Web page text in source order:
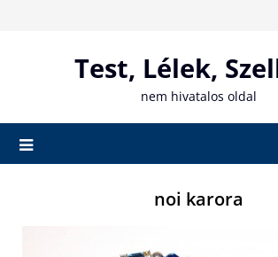
Test, Lélek,
nem hivatalos oldal
noi karora